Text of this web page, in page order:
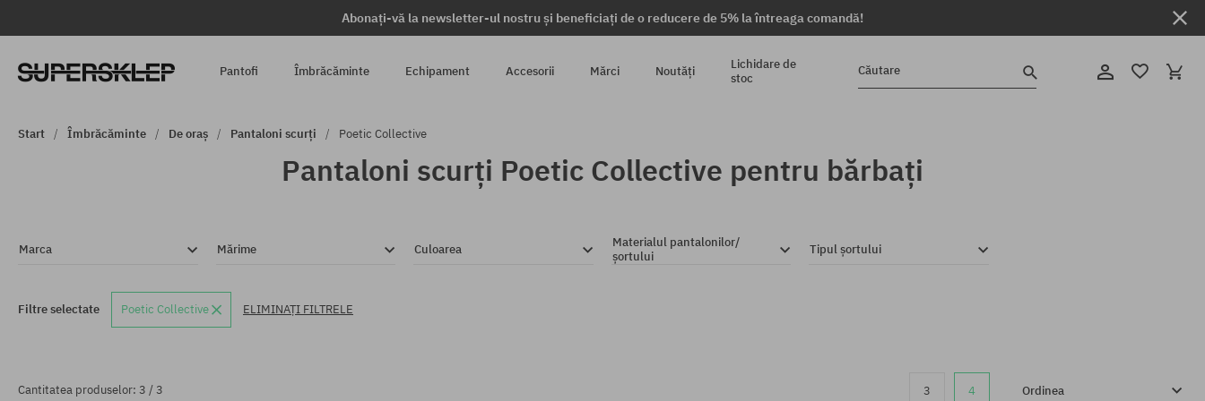
Abonați-vă la newsletter-ul nostru și beneficiați de o reducere de 5% la întreaga comandă!
Pantofi Îmbrăcăminte Echipament Accesorii Mărci Noutăți
Lichidare de
stoc
Căutare
Start Îmbrăcăminte De oraș Pantaloni scurți Poetic Collective
Pantaloni scurți Poetic Collective pentru bărbați
Marca Mărime Culoarea
Materialul pantalonilor/
șortului
Tipul șortului
Filtre selectate Poetic Collective ELIMINAȚI FILTRELE
Cantitatea produselor: 3 / 3 3 4 Ordinea